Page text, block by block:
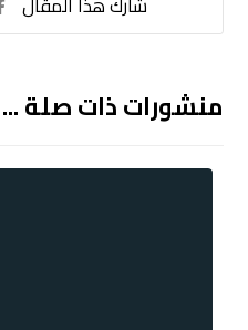
منشورات ذات صلة ...